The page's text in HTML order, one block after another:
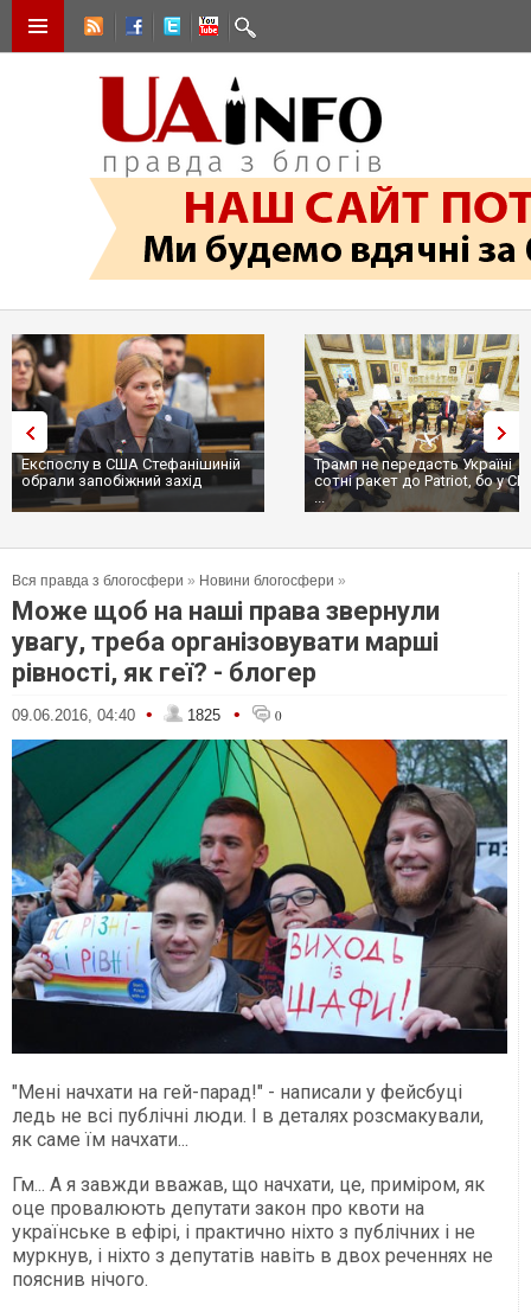
Експослу в США Стефанішиній
обрали запобіжний захід
Трамп не передасть Україні
сотні ракет до Patriot, бо у
...
Вся правда з блогосфери » Новини блогосфери »
Може щоб на наші права звернули
увагу, треба організовувати марші
рівності, як геї? - блогер
09.06.2016, 04:40 • 1825 • 0
"Мені начхати на гей-парад!" - написали у фейсбуці
ледь не всі публічні люди. І в деталях розсмакували,
як саме їм начхати...
Гм... А я завжди вважав, що начхати, це, приміром, як
оце провалюють депутати закон про квоти на
українське в ефірі, і практично ніхто з публічних і не
муркнув, і ніхто з депутатів навіть в двох реченнях не
пояснив нічого.